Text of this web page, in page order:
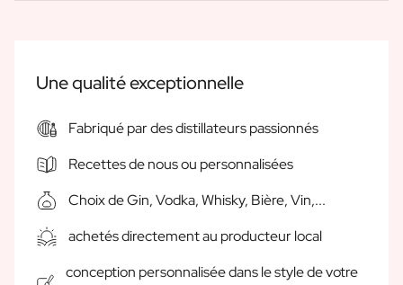
Cadeau Demande Parrain
Cadeau de Maternité
Sucre de Baptême Original
Mariage
Voulez-vous être mon Témoin ?
Invitation au Mariage
Une qualité exceptionnelle
Fabriqué par des distillateurs passionnés
Recettes de nous ou personnalisées
Choix de Gin, Vodka, Whisky, Bière, Vin,...
achetés directement au producteur local
conception personnalisée dans le style de votre